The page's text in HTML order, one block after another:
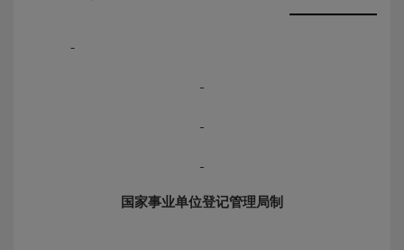
国家事业单位登记管理局制